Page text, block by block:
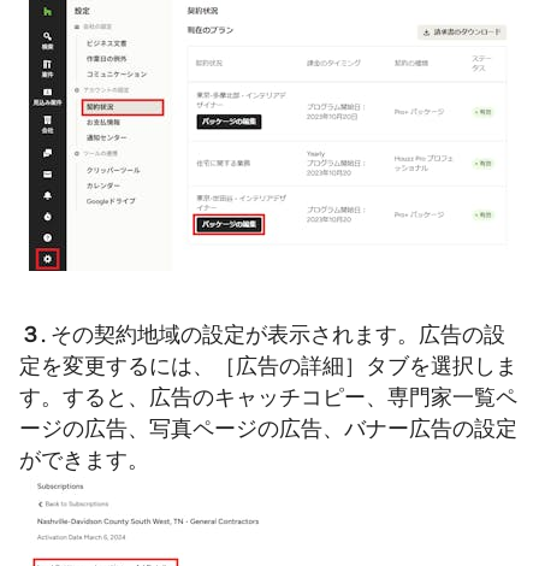
３. その契約地域の設定が表示されます。広告の設
定を変更するには、［広告の詳細］タブを選択しま
す。すると、広告のキャッチコピー、専門家一覧ペ
ージの広告、写真ページの広告、バナー広告の設定
ができます。